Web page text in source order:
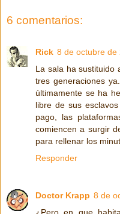
6 comentarios:
Rick 8 de octubre de
La sala ha sustituido
tres generaciones
últimamente se ha
libre de sus
pago, las
comiencen a surgir
para rellenar los
Responder
Doctor Krapp 8 de
¿Pero en que